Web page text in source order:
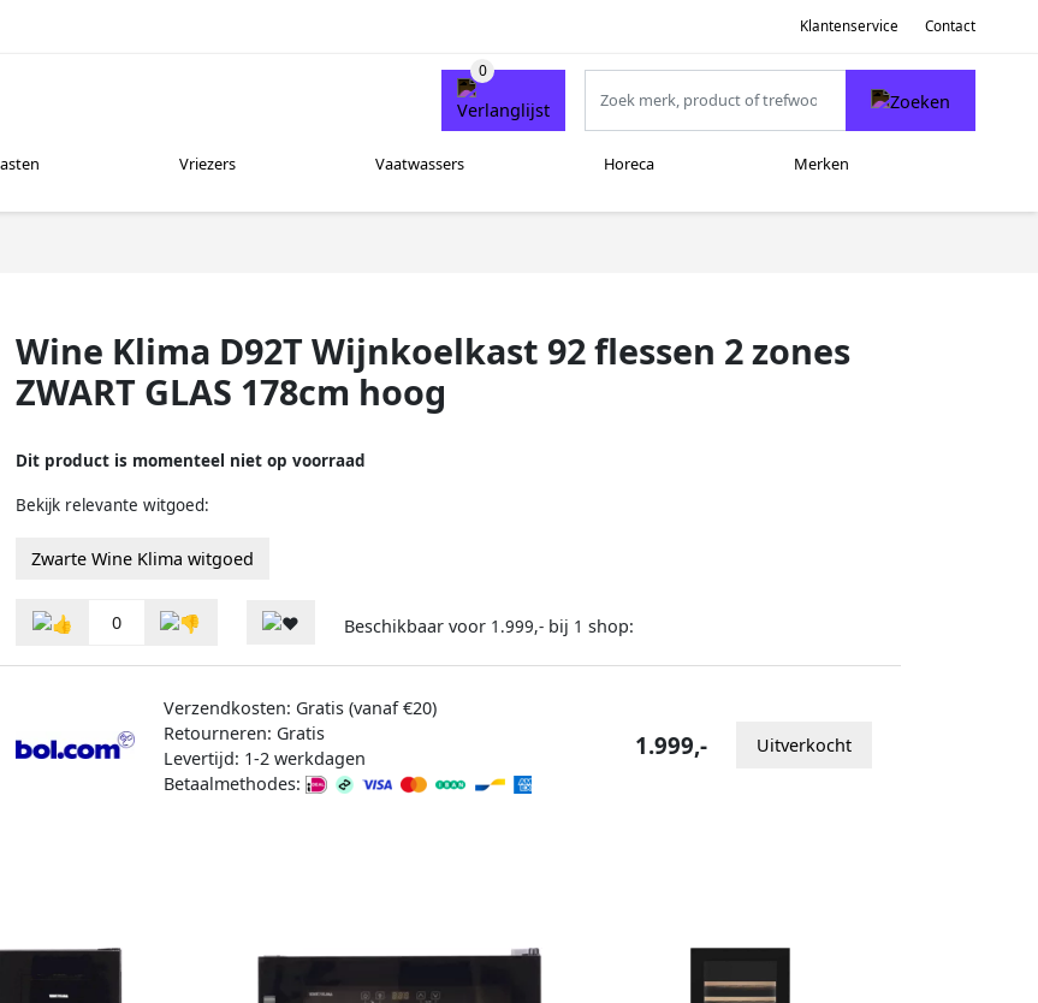
Klantenservice Contact
Vriezers Vaatwassers Horeca Merken
Wine Klima D92T Wijnkoelkast 92 flessen 2 zones
ZWART GLAS 178cm hoog
Dit product is momenteel niet op voorraad
Bekijk relevante witgoed:
Zwarte Wine Klima witgoed
0 Beschikbaar voor 1.999,- bij 1 shop:
Verzendkosten: Gratis (vanaf €20)
Retourneren: Gratis
Levertijd: 1-2 werkdagen
Betaalmethodes:
1.999,- Uitverkocht